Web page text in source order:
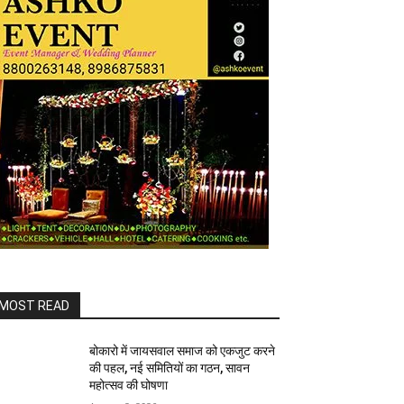
READ
बोकारो में जायसवाल समाज को एकजुट करने
की पहल, नई समितियों का गठन, सावन
महोत्सव की घोषणा